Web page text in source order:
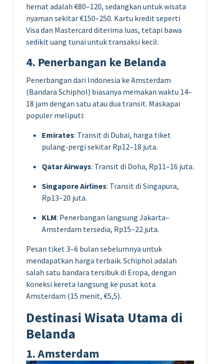
hemat adalah €80–120, sedangkan untuk wisata
nyaman sekitar €150–250. Kartu kredit seperti
Visa dan Mastercard diterima luas, tetapi bawa
sedikit uang tunai untuk transaksi kecil.
4. Penerbangan ke Belanda
Penerbangan dari Indonesia ke Amsterdam
(Bandara Schiphol) biasanya memakan waktu 14–
18 jam dengan satu atau dua transit. Maskapai
populer meliputi:
Emirates: Transit di Dubai, harga tiket
pulang-pergi sekitar Rp12–18 juta.
Qatar Airways: Transit di Doha, Rp11–16 juta.
Singapore Airlines: Transit di Singapura,
Rp13–20 juta.
KLM: Penerbangan langsung Jakarta–
Amsterdam tersedia, Rp15–22 juta.
Pesan tiket 3–6 bulan sebelumnya untuk
mendapatkan harga terbaik. Schiphol adalah
salah satu bandara tersibuk di Eropa, dengan
koneksi kereta langsung ke pusat kota
Amsterdam (15 menit, €5,5).
Destinasi Wisata Utama di
Belanda
1. Amsterdam